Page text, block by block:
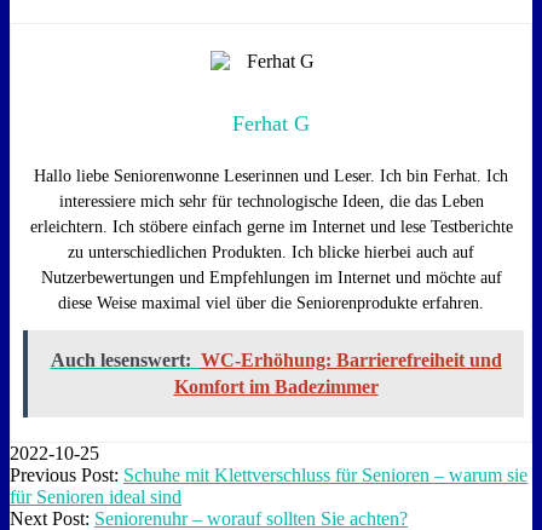
Ferhat G
Hallo liebe Seniorenwonne Leserinnen und Leser. Ich bin Ferhat. Ich
interessiere mich sehr für technologische Ideen, die das Leben
erleichtern. Ich stöbere einfach gerne im Internet und lese Testberichte
zu unterschiedlichen Produkten. Ich blicke hierbei auch auf
Nutzerbewertungen und Empfehlungen im Internet und möchte auf
diese Weise maximal viel über die Seniorenprodukte erfahren.
Auch lesenswert: WC-Erhöhung: Barrierefreiheit und
Komfort im Badezimmer
2022-10-25
Previous Post: Schuhe mit Klettverschluss für Senioren – warum sie
für Senioren ideal sind
Next Post: Seniorenuhr – worauf sollten Sie achten?